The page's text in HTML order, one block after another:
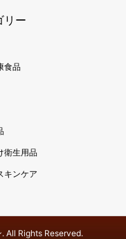
リー
食品
衛生用品
キンケア
All Rights Reserved.